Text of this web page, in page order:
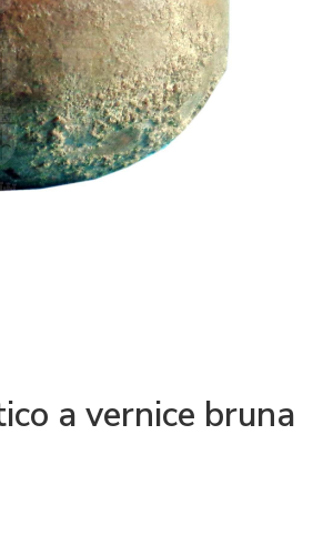
a vernice bruna